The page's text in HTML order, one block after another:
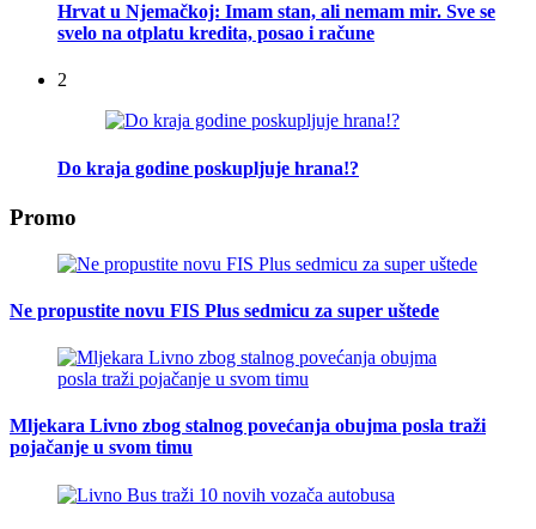
Hrvat u Njemačkoj: Imam stan, ali nemam mir. Sve se
svelo na otplatu kredita, posao i račune
2
Do kraja godine poskupljuje hrana!?
Promo
Ne propustite novu FIS Plus sedmicu za super uštede
Mljekara Livno zbog stalnog povećanja obujma posla traži
pojačanje u svom timu